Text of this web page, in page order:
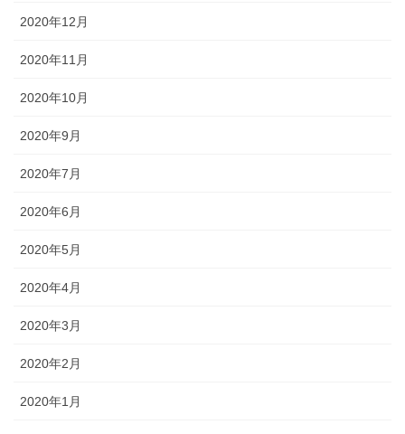
2020年12月
2020年11月
2020年10月
2020年9月
2020年7月
2020年6月
2020年5月
2020年4月
2020年3月
2020年2月
2020年1月